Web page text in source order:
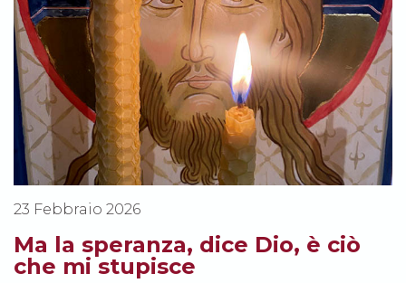
23 Febbraio 2026
Ma la speranza, dice Dio, è ciò
che mi stupisce